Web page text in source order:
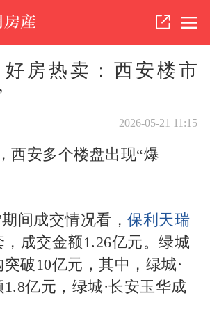
房热卖：西安楼市
2026-05-21 11:15
西安多个楼盘出现“爆
期间成交情况看，保利天瑞
，成交金额1.26亿元。绿城
破10亿元，其中，绿城·
亿元，绿城·长安玉华成